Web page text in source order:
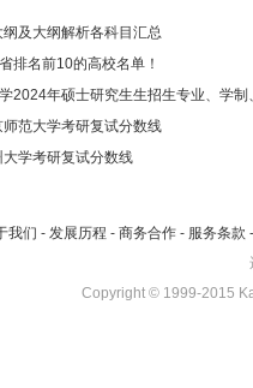
及大纲解析各科目汇总
排名前10的高校名单！
2024年硕士研究生生招生专业、学制
生人数
范大学考研复试分数线
学考研复试分数线
我们 - 发展历程 - 商务合作 - 服务条款 -
Copyright © 1999-2015